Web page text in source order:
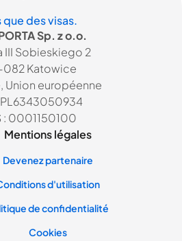
que des visas.
Sp. z o.o.
III Sobieskiego 2
Katowice
Union européenne
PL6343050934
: 0001150100
Mentions légales
Devenez partenaire
d'utilisation
de confidentialité
Cookies